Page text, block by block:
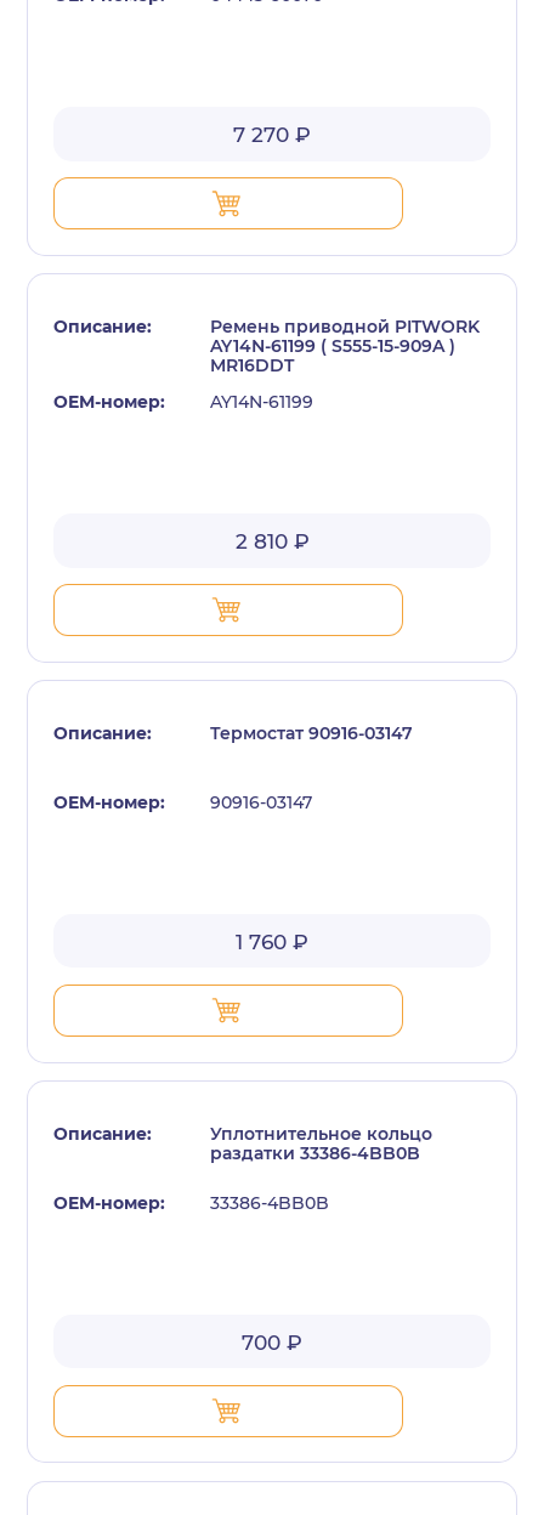
7 270 ₽
Ремень приводной PITWORK
AY14N-61199 ( S555-15-909A )
MR16DDT
AY14N-61199
2 810 ₽
Термостат 90916-03147
90916-03147
1 760 ₽
Уплотнительное кольцо
раздатки 33386-4BB0B
33386-4BB0B
700 ₽